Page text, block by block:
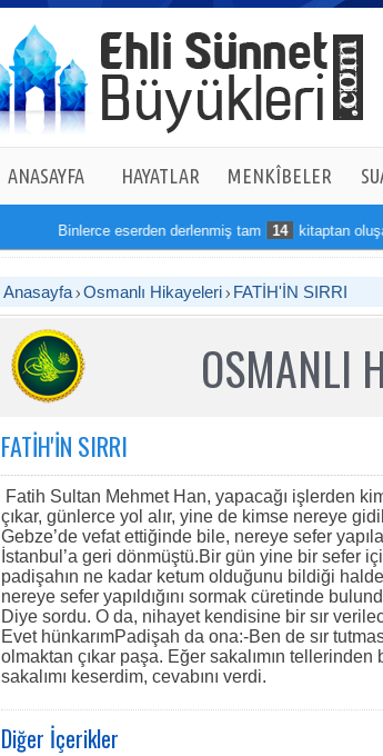
ANASAYFA HAYATLAR MENKÎBELER
Binlerce eserden derlenmiş tam 14 kitaptan oluşan
Anasayfa Osmanlı Hikayeleri FATİH'İN SIRRI
OSMANLI
FATİH'İN SIRRI
Fatih Sultan Mehmet Han, yapacağı işlerden
çıkar, günlerce yol alır, yine de kimse nereye
Gebze’de vefat ettiğinde bile, nereye sefer
İstanbul’a geri dönmüştü.Bir gün yine bir sefer
padişahın ne kadar ketum olduğunu bildiği
nereye sefer yapıldığını sormak cüretinde
Diye sordu. O da, nihayet kendisine bir sır
Evet hünkarımPadişah da ona:-Ben de sır
olmaktan çıkar paşa. Eğer sakalımın
sakalımı keserdim, cevabını verdi.
Diğer İçerikler